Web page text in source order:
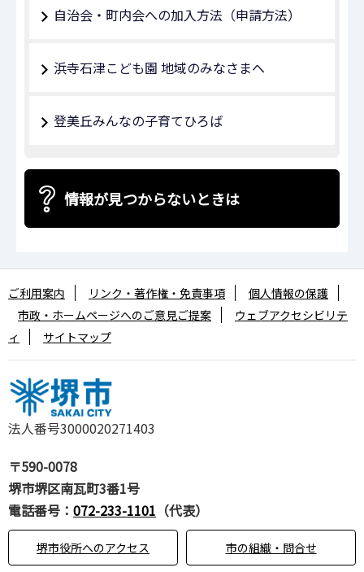
自治会・町内会への加入方法（申請方法）
浜寺石津こども園 地域のみなさまへ
登美丘みんなの子育てひろば
情報が見つからないときは
法人番号3000020271403
〒590-0078
堺市堺区南瓦町3番1号
電話番号： 072-233-1101 （代表）
堺市役所へのアクセス 市の組織・問合せ
ご利用案内 リンク・著作権・免責事項
個人情報の保護
市政・ホームページへのご意見ご提案
ウェブアクセシビリテ
ィ
サイトマップ